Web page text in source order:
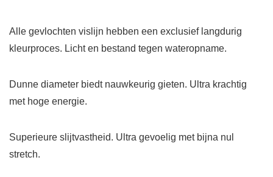
Alle gevlochten vislijn hebben een exclusief langdurig
kleurproces. Licht en bestand tegen wateropname.
Dunne diameter biedt nauwkeurig gieten. Ultra krachtig
met hoge energie.
Superieure slijtvastheid. Ultra gevoelig met bijna nul
stretch.